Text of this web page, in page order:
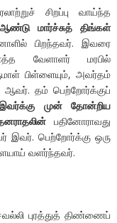
சிறப்பு வாய்ந்த
மார்ச்சுத் திங்கள்
பிறந்தவர். இவரை
வேளாளர் மரபில்
பிள்ளையும், அவர்தம்
தம் பெற்றோர்க்குப்
முன் தோன்றிய
பதினோராவது
இவர். பெற்றோர்க்கு ஒரு
வளர்ந்தவர்.
புரத்துத் திண்ணைப்